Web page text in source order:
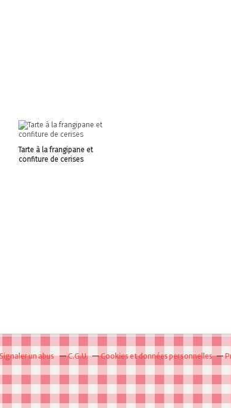
Tarte à la frangipane et
confiture de cerises
Signaler un abus C.G.U. Cookies et données personnelles